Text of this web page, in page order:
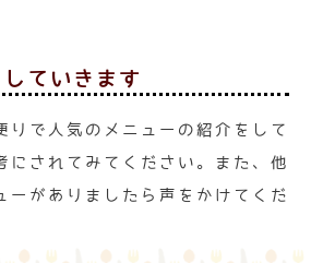
ていきます
りで人気のメニューの紹介をして
にされてみてください。また、他
ーがありましたら声をかけてくだ